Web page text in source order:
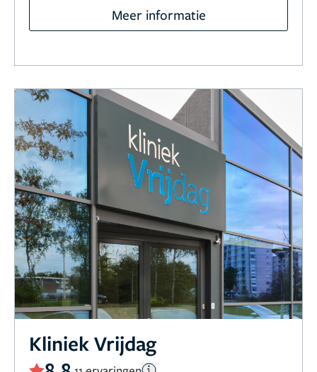
Meer informatie
Kliniek Vrijdag